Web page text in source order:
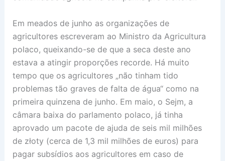
Em meados de junho as organizações de
agricultores escreveram ao Ministro da Agricultura
polaco, queixando-se de que a seca deste ano
estava a atingir proporções recorde. Há muito
tempo que os agricultores „não tinham tido
problemas tão graves de falta de água“ como na
primeira quinzena de junho. Em maio, o Sejm, a
câmara baixa do parlamento polaco, já tinha
aprovado um pacote de ajuda de seis mil milhões
de złoty (cerca de 1,3 mil milhões de euros) para
pagar subsídios aos agricultores em caso de